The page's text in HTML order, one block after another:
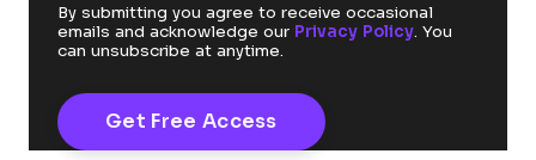
By submitting you agree to receive occasional
emails and acknowledge our Privacy Policy. You
can unsubscribe at anytime.